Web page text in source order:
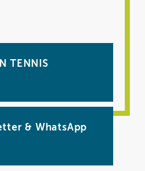
TENNIS
& WhatsApp